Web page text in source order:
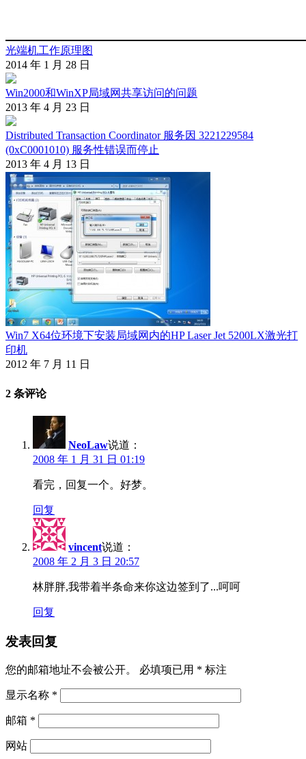
光端机工作原理图
2014 年 1 月 28 日
Win2000和WinXP局域网共享访问的问题
2013 年 4 月 23 日
Distributed Transaction Coordinator 服务因 3221229584
(0xC0001010) 服务性错误而停止
2013 年 4 月 13 日
Win7 X64位环境下安装局域网内的HP Laser Jet 5200LX激光打
印机
2012 年 7 月 11 日
2 条评论
NeoLaw说道：
2008 年 1 月 31 日 01:19
看完，回复一个。好梦。
回复
vincent说道：
2008 年 2 月 3 日 20:57
林胖胖,我带着半条命来你这边签到了...呵呵
回复
发表回复
您的邮箱地址不会被公开。 必填项已用 * 标注
显示名称 *
邮箱 *
网站